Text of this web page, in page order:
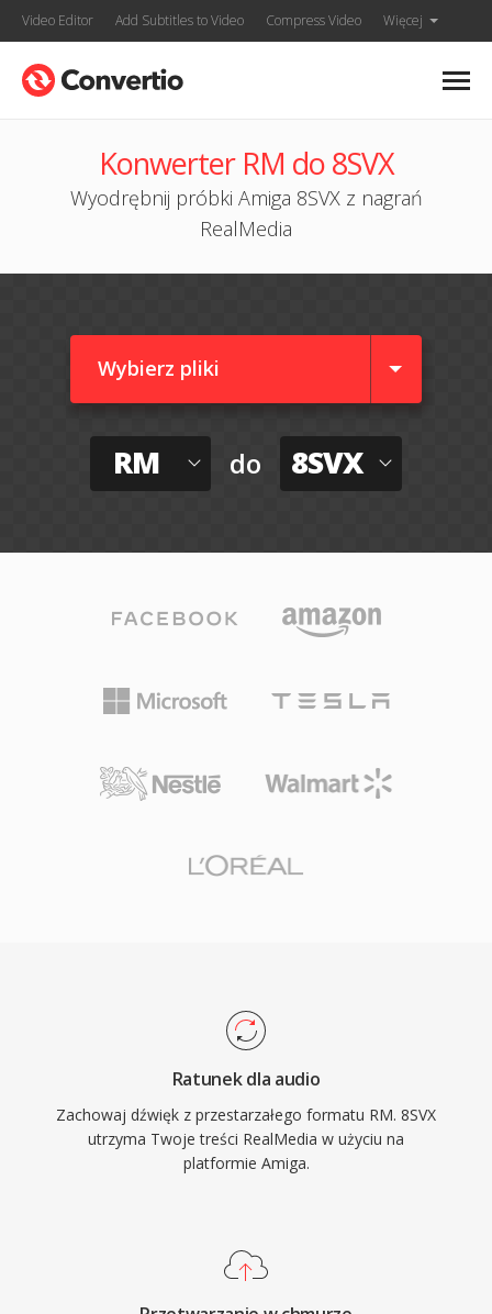
Video Editor Add Subtitles to Video Compress Video Więcej
Konwerter RM do 8SVX
Wyodrębnij próbki Amiga 8SVX z nagrań
RealMedia
Wybierz pliki
RM do 8SVX
Ratunek dla audio
Zachowaj dźwięk z przestarzałego formatu RM. 8SVX
utrzyma Twoje treści RealMedia w użyciu na
platformie Amiga.